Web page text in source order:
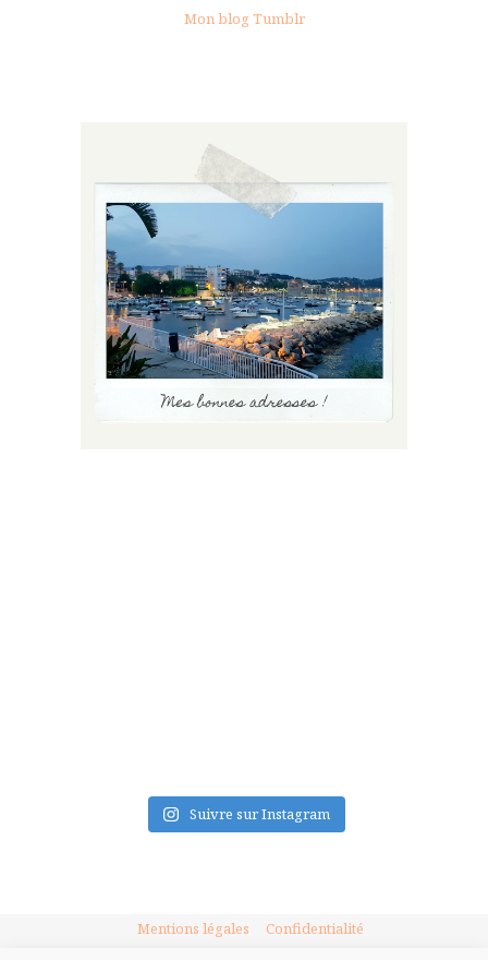
Mon blog Tumblr
Suivre sur Instagram
Mentions légales Confidentialité